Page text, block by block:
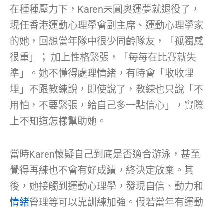
在種種壓力下，Karen未圓奧運夢就退役了，
現任香港運動心理學會副主席、運動心理學家
的她，回想當年隊中很少同齡隊友，「孤獨感
很重」； 加上性格緊張，「每每在比賽就失
準」。她不懂得處理情緒，有時會「收收埋
埋」不跟教練說，即使說了，教練也只說「不
用怕，不要緊張，給自己多一點信心」，實際
上不知道怎樣幫助她。
當時Karen懷疑自己到底是否適合游泳，甚至
覺得再練也不會有好成績，終決定放棄。其
後，她接觸到運動心理學，發現自信、動力和
情緒管理等可以靠訓練加強。假若當年有運動